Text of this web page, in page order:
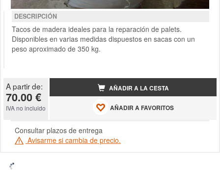
DESCRIPCIÓN
Tacos de madera ideales para la reparación de palets.
Disponibles en varias medidas dispuestos en sacas con un
peso aproximado de 350 kg.
A partir de:
70.00 €
IVA no incluido
AÑADIR A LA CESTA
AÑADIR A FAVORITOS
Consultar plazos de entrega
Avisarme si cambia de precio.